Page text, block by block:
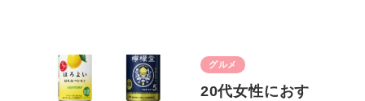
グルメ
20代女性におす